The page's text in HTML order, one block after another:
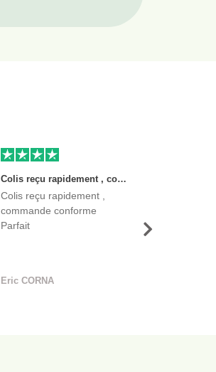
Colis reçu rapidement , commande conforme Parfait
Colis reçu rapidement ,
commande conforme
Parfait
Eric CORNA
Suivant